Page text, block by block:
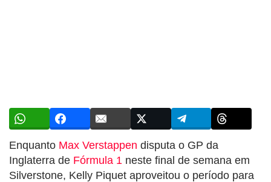
Enquanto Max Verstappen disputa o GP da
Inglaterra de Fórmula 1 neste final de semana em
Silverstone, Kelly Piquet aproveitou o período para